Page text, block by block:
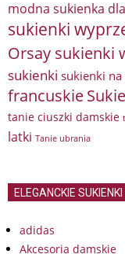
modna sukienka
sukienki
Orsay sukienki
sukienki sukienki
francuskie
tanie ciuszki damskie
latki Tanie ubrania
ELEGANCKIE
adidas
Akcesoria damskie